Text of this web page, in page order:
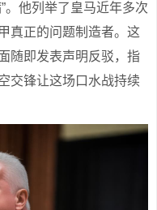
。他列举了皇马近年多次
真正的问题制造者。这
随即发表声明反驳，指
交锋让这场口水战持续